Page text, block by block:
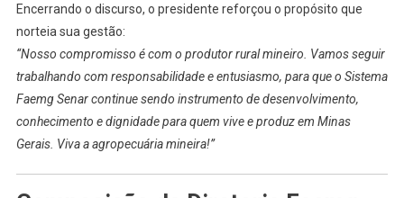
Encerrando o discurso, o presidente reforçou o propósito que
norteia sua gestão:
“Nosso compromisso é com o produtor rural mineiro. Vamos seguir
trabalhando com responsabilidade e entusiasmo, para que o Sistema
Faemg Senar continue sendo instrumento de desenvolvimento,
conhecimento e dignidade para quem vive e produz em Minas
Gerais. Viva a agropecuária mineira!”